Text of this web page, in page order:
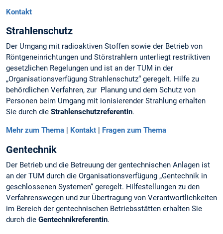
Kontakt
Strahlenschutz
Der Umgang mit radioaktiven Stoffen sowie der Betrieb von
Röntgeneinrichtungen und Störstrahlern unterliegt restriktiven
gesetzlichen Regelungen und ist an der TUM in der
„Organisationsverfügung Strahlenschutz“ geregelt. Hilfe zu
behördlichen Verfahren, zur Planung und dem Schutz von
Personen beim Umgang mit ionisierender Strahlung erhalten
Sie durch die Strahlenschutzreferentin.
Mehr zum Thema Kontakt Fragen zum Thema
Gentechnik
Der Betrieb und die Betreuung der gentechnischen Anlagen ist
an der TUM durch die Organisationsverfügung „Gentechnik in
geschlossenen Systemen“ geregelt. Hilfestellungen zu den
Verfahrenswegen und zur Übertragung von Verantwortlichkeiten
im Bereich der gentechnischen Betriebsstätten erhalten Sie
durch die Gentechnikreferentin.